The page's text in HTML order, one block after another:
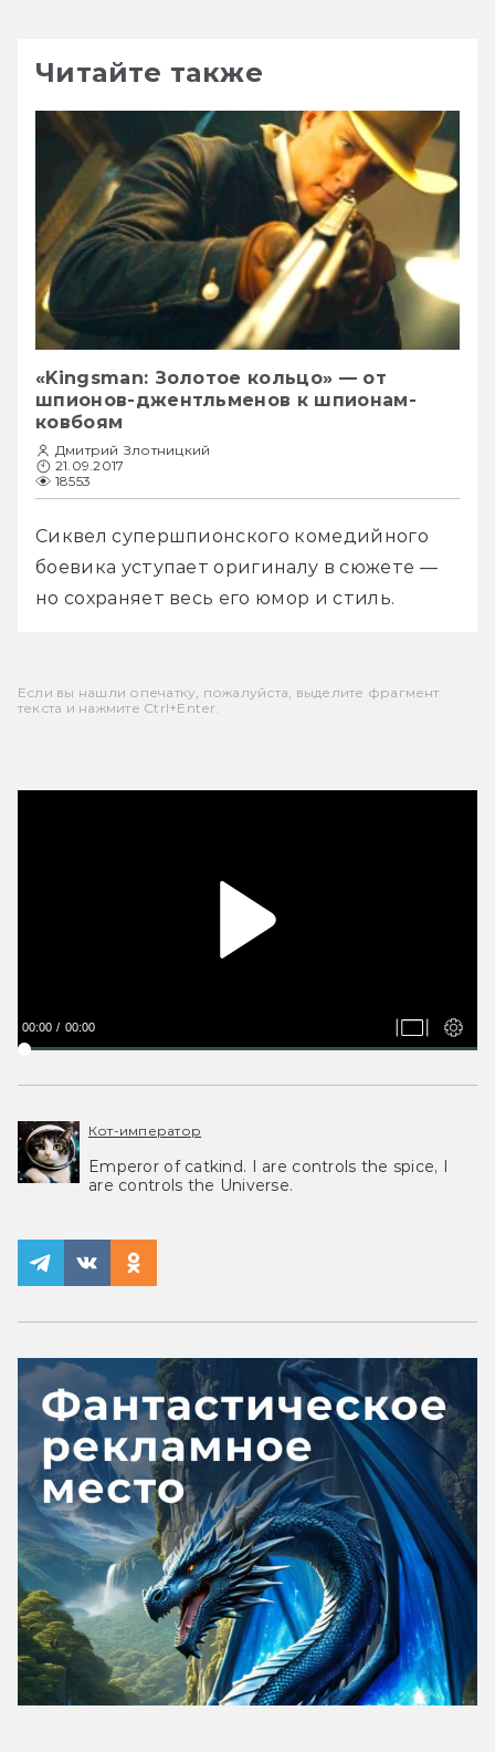
Читайте также
«Kingsman: Золотое кольцо» — от
шпионов-джентльменов к шпионам-
ковбоям
Дмитрий Злотницкий
21.09.2017
18553
Сиквел супершпионского комедийного
боевика уступает оригиналу в сюжете —
но сохраняет весь его юмор и стиль.
Если вы нашли опечатку, пожалуйста, выделите фрагмент
текста и нажмите Ctrl+Enter.
00:00 00:00
Кот-император
Emperor of catkind. I are controls the spice, I
are controls the Universe.